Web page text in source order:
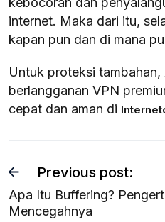
internet. Maka dari itu,
kapan pun dan di mana
Untuk proteksi tambahan,
berlangganan VPN
cepat dan aman di
Previous post:
Apa Itu Buffering?
Mencegahnya